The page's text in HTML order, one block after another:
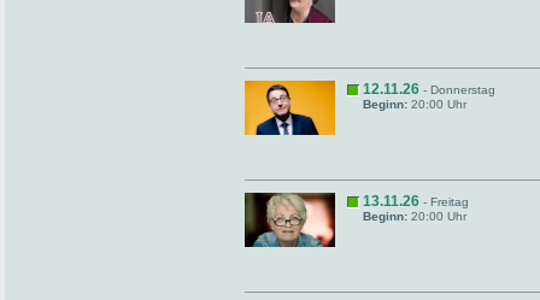
12.11.26 - Donnerstag
Beginn: 20:00 Uhr
13.11.26 - Freitag
Beginn: 20:00 Uhr